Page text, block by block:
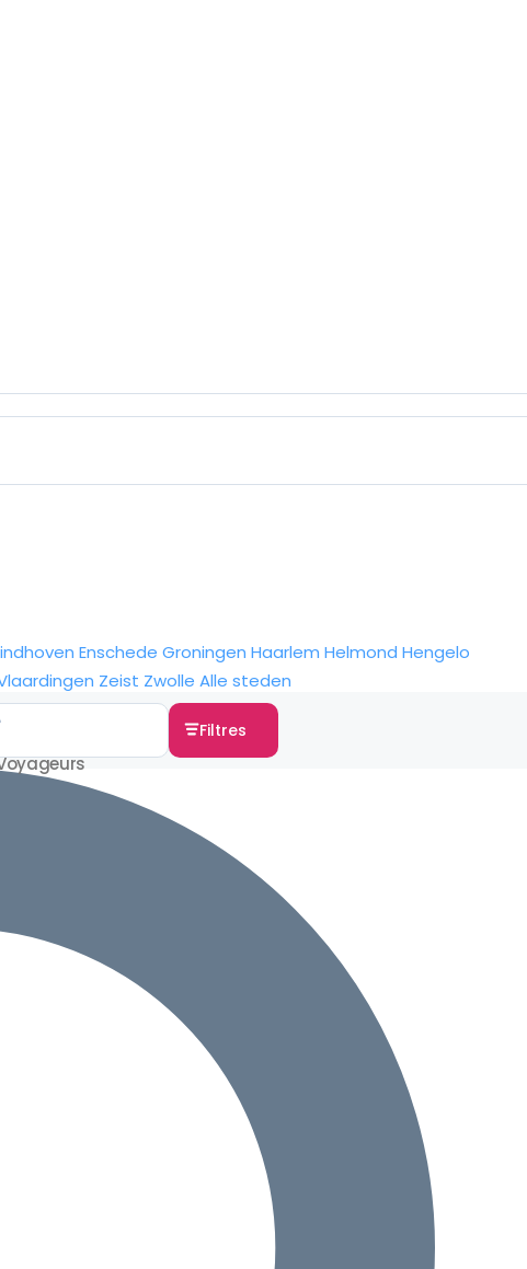
Enschede Groningen Haarlem Helmond Hengelo
Zeist Zwolle Alle steden
Filtres